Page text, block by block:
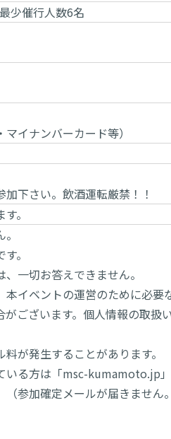
少催行人数6名
イナンバーカード等）
下さい。飲酒運転厳禁！！
。
。
一切お答えできません。
イベントの運営のために必要
ございます。個人情報の取扱
が発生することがあります。
る方は「msc-kumamoto.jp
参加確定メールが届きません。